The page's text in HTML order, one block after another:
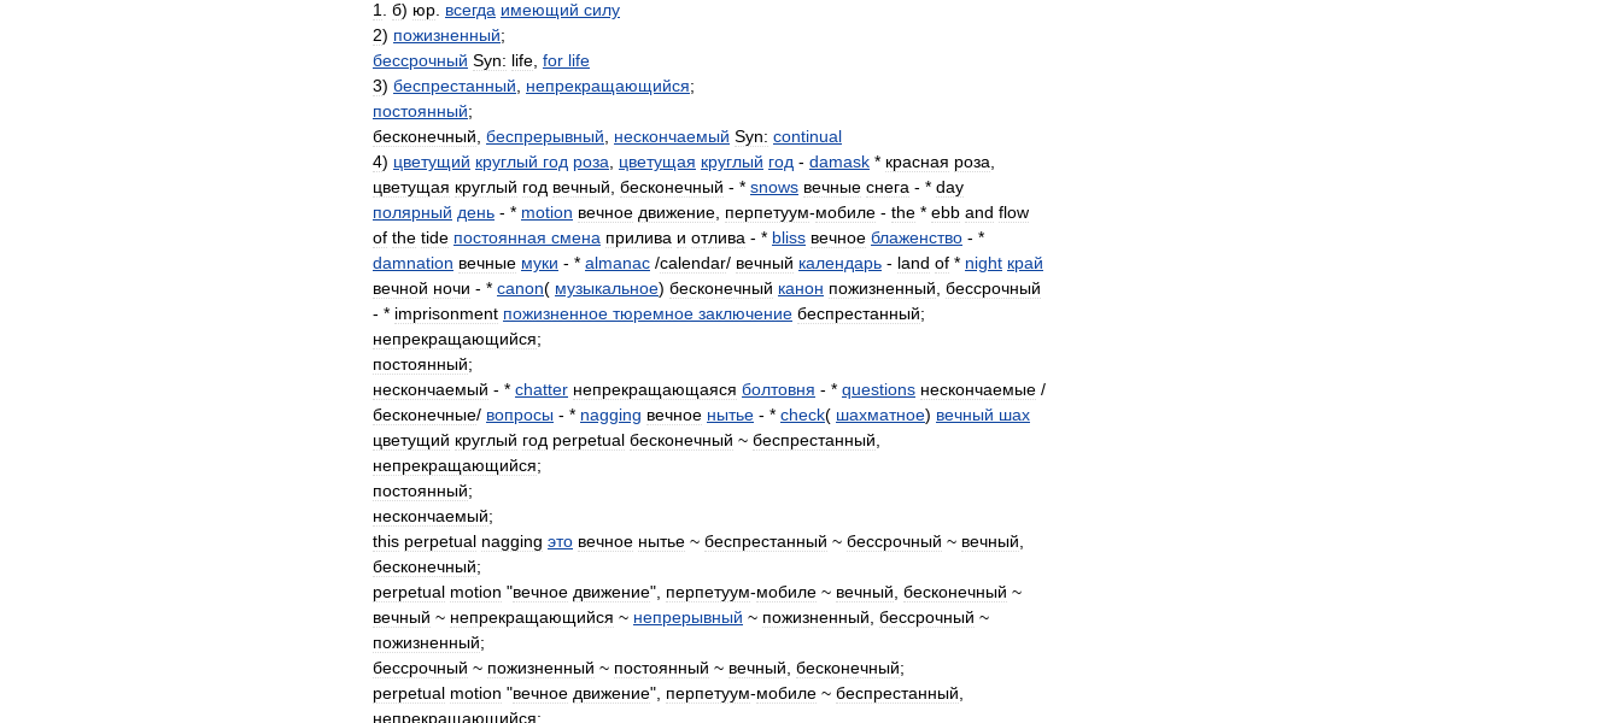
1
б) юр всегда имеющий силу
2) пожизненный;
бессрочный Syn: life for life
3) беспрестанный непрекращающийся;
постоянный;
бесконечный беспрерывный нескончаемый Syn: continual
4) цветущий круглый год роза цветущая круглый год - damask * красная роза
цветущая круглый год вечный бесконечный - * snows вечные снега - * day
полярный день - * motion вечное движение перпетуум-мобиле - the * ebb and flow
of the tide постоянная смена прилива и отлива - * bliss вечное блаженство - *
damnation вечные муки - * almanac /calendar/ вечный календарь - land of * night край
вечной ночи - * canon( музыкальное) бесконечный канон пожизненный бессрочный
- * imprisonment пожизненное тюремное заключение беспрестанный;
непрекращающийся;
постоянный;
нескончаемый - * chatter непрекращающаяся болтовня - * questions нескончаемые /
бесконечные/ вопросы - * nagging вечное нытье - * check( шахматное) вечный шах
цветущий круглый год perpetual бесконечный ~ беспрестанный
непрекращающийся;
постоянный;
нескончаемый;
this perpetual nagging это вечное нытье ~ беспрестанный ~ бессрочный ~ вечный
бесконечный;
perpetual motion "вечное движение", перпетуум-мобиле ~ вечный бесконечный ~
вечный ~ непрекращающийся ~ непрерывный ~ пожизненный бессрочный ~
пожизненный;
бессрочный ~ пожизненный ~ постоянный ~ вечный бесконечный;
perpetual motion "вечное движение", перпетуум-мобиле ~ беспрестанный
непрекращающийся;